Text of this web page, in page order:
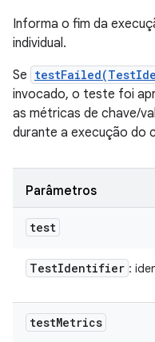
Informa o fim da
individual.
Se
invocado, o teste foi
as métricas de chave/
durante a execução do
Parâmetros
test
TestIdentifier :
testMetrics